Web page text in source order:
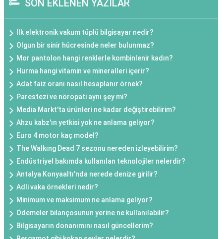
SON EKLENEN YAZILAR
Ilk elektronik vakum tüplü bilgisayar nedir?
Olgun bir sinir hücresinde neler bulunmaz?
Mor pantolon hangi renklerle kombinlenir kadın?
Hurma hangi vitamin ve mineralleri içerir?
Adat faiz oranı nasıl hesaplanır örnek?
Parestezi ve nöropati aynı şey mi?
Media Markt'ta ürünleri ne kadar değiştirebilirim?
Ahzu kabz'ın yetkisi yok ne anlama geliyor?
Euro 4 motor kaç model?
The Walkıng Dead 7 sezonu nereden izleyebilirim?
Endüstriyel bakımda kullanılan teknolojiler nelerdir?
Antalya Konyaaltı'nda nerede denize girilir?
Adli vaka örnekleri nedir?
Minimum ve maksimum ne anlama geliyor?
Ödemeler bilançosunun yerine ne kullanılabilir?
Bilgisayarın donanımını nasıl güncellerim?